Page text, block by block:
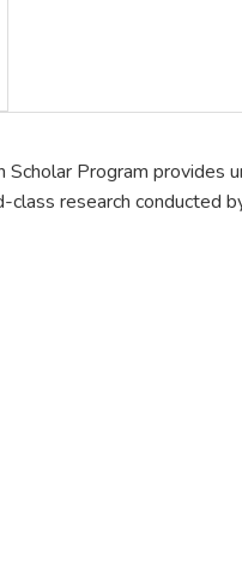
Scholar Program
class research conducted